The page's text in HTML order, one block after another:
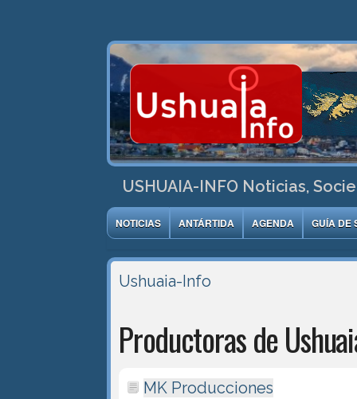
USHUAIA-INFO Noticias,
NOTICIAS ANTÁRTIDA AGENDA GUÍA DE
Ushuaia-Info
Productoras de
MK Producciones